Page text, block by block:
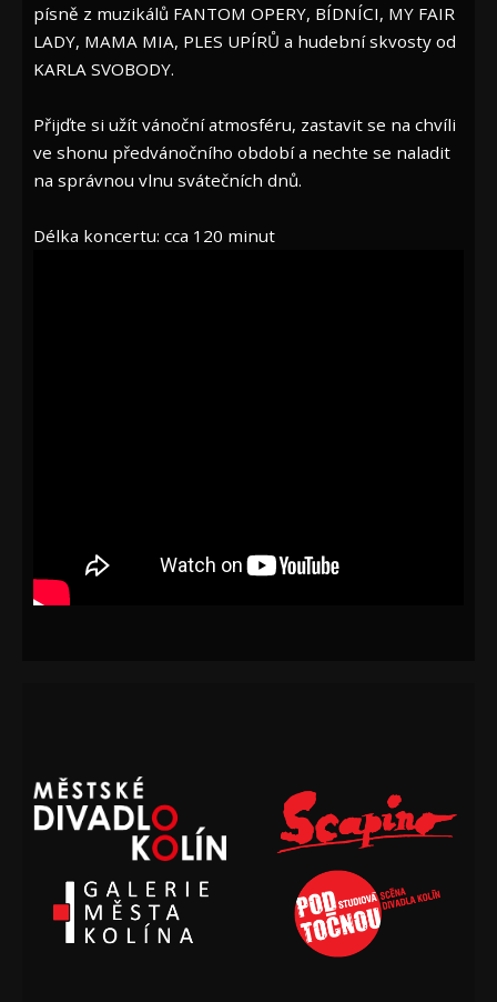
písně z muzikálů FANTOM OPERY, BÍDNÍCI, MY FAIR
LADY, MAMA MIA, PLES UPÍRŮ a hudební skvosty od
KARLA SVOBODY.
Přijďte si užít vánoční atmosféru, zastavit se na chvíli
ve shonu předvánočního období a nechte se naladit
na správnou vlnu svátečních dnů.
Délka koncertu: cca 120 minut